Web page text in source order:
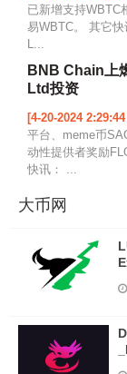
已新增支持WBTC
易WBTC。 其它快
L...
BNB Chain上
Ltd投资
[4-20-2024
平台、meme币
动性提供者奖励
快讯： ...
大币网